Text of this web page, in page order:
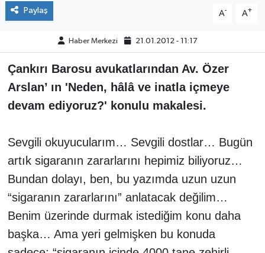
Paylaş A- A+
Haber Merkezi 21.01.2012 - 11:17
Çankırı Barosu avukatlarından Av. Özer
Arslan’ ın 'Neden, hâlâ ve inatla içmeye
devam ediyoruz?' konulu makalesi.
Sevgili okuyucularım… Sevgili dostlar… Bugün
artık sigaranın zararlarını hepimiz biliyoruz…
Bundan dolayı, ben, bu yazımda uzun uzun
“sigaranın zararlarını” anlatacak değilim…
Benim üzerinde durmak istediğim konu daha
başka… Ama yeri gelmişken bu konuda
MAGAZİN
VEFAT
BİLİM&TEKNOLOJİ
BÖLGE
TÜRKİYE